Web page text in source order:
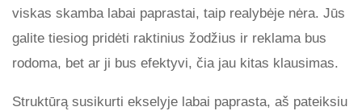
viskas skamba labai paprastai, taip realybėje nėra. Jūs
galite tiesiog pridėti raktinius žodžius ir reklama bus
rodoma, bet ar ji bus efektyvi, čia jau kitas klausimas.
Struktūrą susikurti ekselyje labai paprasta, aš pateiksiu